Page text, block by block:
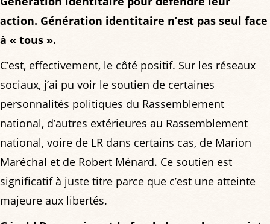
action. Génération identitaire n’est pas seul face
à « tous ».
C’est, effectivement, le côté positif. Sur les réseaux
sociaux, j’ai pu voir le soutien de certaines
personnalités politiques du Rassemblement
national, d’autres extérieures au Rassemblement
national, voire de LR dans certains cas, de Marion
Maréchal et de Robert Ménard. Ce soutien est
significatif à juste titre parce que c’est une atteinte
majeure aux libertés.